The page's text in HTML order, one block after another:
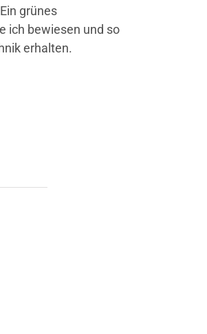
grünes
ich bewiesen und so
erhalten.